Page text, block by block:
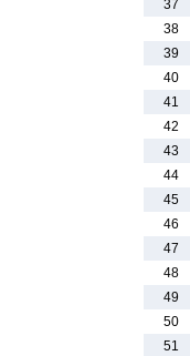
37
38
39
40
41
42
43
44
45
46
47
48
49
50
51